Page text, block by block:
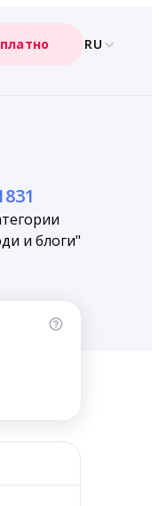
RU
и блоги"